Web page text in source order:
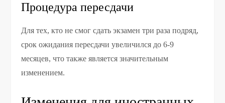
Процедура пересдачи
Для тех, кто не смог сдать экзамен три раза подряд,
срок ожидания пересдачи увеличился до 6-9
месяцев, что также является значительным
изменением.